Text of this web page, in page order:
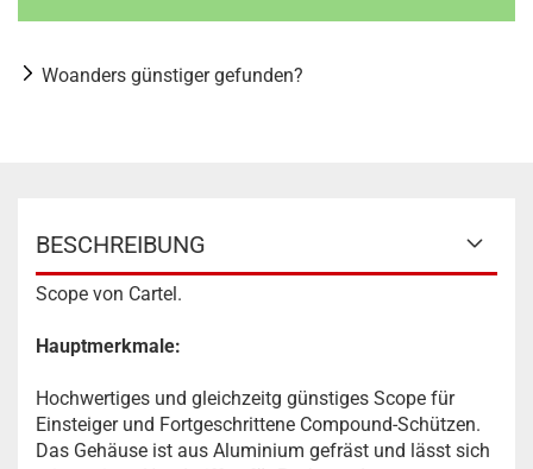
Woanders günstiger gefunden?
BESCHREIBUNG
Scope von Cartel.
Hauptmerkmale:
Hochwertiges und gleichzeitg günstiges Scope für
Einsteiger und Fortgeschrittene Compound-Schützen.
Das Gehäuse ist aus Aluminium gefräst und lässt sich